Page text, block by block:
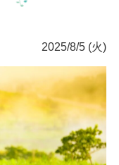
2025/8/5 (火)